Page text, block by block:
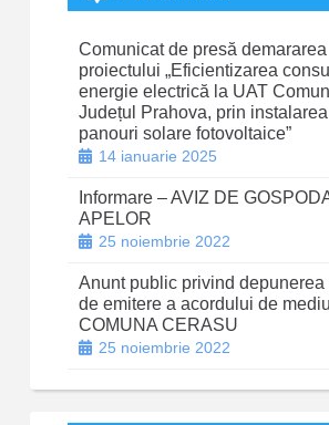
Comunicat de presă demararea
proiectului „Eficientizarea
energie electrică la UAT
Județul Prahova, prin
panouri solare fotovoltaice”
14 ianuarie 2025
Informare – AVIZ DE
APELOR
25 noiembrie 2022
Anunt public privind depunerea
de emitere a acordului de mediu
COMUNA CERASU
25 noiembrie 2022